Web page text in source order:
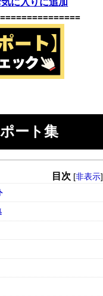
に入りに追加
ート集
目次 [非表示]